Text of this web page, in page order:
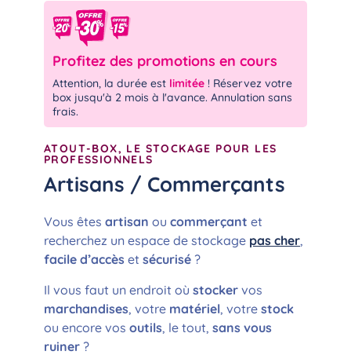
Profitez des promotions en cours
Attention, la durée est limitée ! Réservez votre
box jusqu'à 2 mois à l'avance. Annulation sans
frais.
ATOUT-BOX, LE STOCKAGE POUR LES
PROFESSIONNELS
Artisans / Commerçants
Vous êtes artisan ou commerçant et
recherchez un espace de stockage pas cher,
facile d’accès et sécurisé ?
Il vous faut un endroit où stocker vos
marchandises, votre matériel, votre stock
ou encore vos outils, le tout, sans vous
ruiner ?